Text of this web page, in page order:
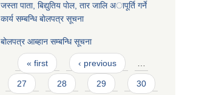
जस्ता पाता, बिद्युतिय पाेल, तार जालि अापूर्ति गर्ने
कार्य सम्बन्धि बाेलपत्र सूचना
बोलपत्र आब्हान सम्बन्धि सूचना
Pages
« first ‹ previous
27 28 29
30